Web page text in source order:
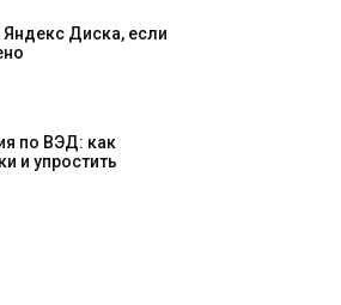
Яндекс Диска, если
по ВЭД: как
и упростить